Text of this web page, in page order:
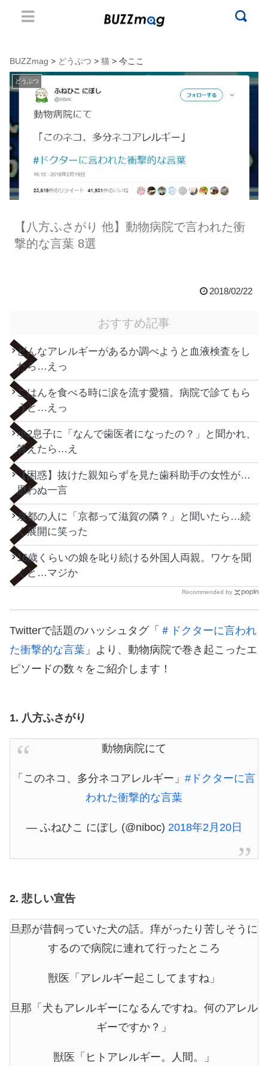
BUZZmag > どうぶつ > 猫 > 今ここ
どうぶつ
【八方ふさがり 他】動物病院で言われた衝
撃的な言葉 8選
2018/02/22
おすすめ記事
どんなアレルギーがあるか調べようと血液検査をし
たら…えっ
ごはんを食べる時に涙を流す愛猫。病院で診てもら
うと…えっ
小2息子に「なんで歯医者になったの？」と聞かれ、
答えたら…え
【困惑】抜けた親知らずを見た歯科助手の女性が…
思わぬ一言
京都の人に「京都って滋賀の隣？」と聞いたら…続
く展開に笑った
16歳くらいの娘を叱り続ける外国人両親。ワケを聞
くと…マジか
Recommended by
Twitterで話題のハッシュタグ「 ＃ドクターに言われ
た衝撃的な言葉 」より、動物病院で巻き起こったエ
ピソードの数々をご紹介します！
1. 八方ふさがり
動物病院にて
「このネコ、多分ネコアレルギー」 #ドクターに言
われた衝撃的な言葉
— ふねひこ にぼし (@niboc) 2018年2月20日
2. 悲しい宣告
旦那が昔飼っていた犬の話。痒がったり苦しそうに
するので病院に連れて行ったところ
獣医「アレルギー起こしてますね」
旦那「犬もアレルギーになるんですね。何のアレル
ギーですか？」
獣医「ヒトアレルギー。人間。」